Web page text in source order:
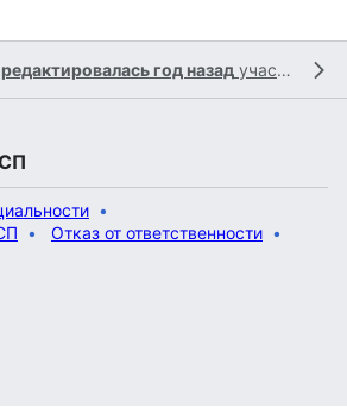
год назад участником
Отказ от ответственности